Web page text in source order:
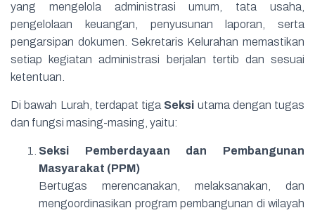
yang mengelola administrasi umum, tata usaha,
pengelolaan keuangan, penyusunan laporan, serta
pengarsipan dokumen. Sekretaris Kelurahan memastikan
setiap kegiatan administrasi berjalan tertib dan sesuai
ketentuan.
Di bawah Lurah, terdapat tiga Seksi utama dengan tugas
dan fungsi masing-masing, yaitu:
Seksi Pemberdayaan dan Pembangunan
Masyarakat (PPM)
Bertugas merencanakan, melaksanakan, dan
mengoordinasikan program pembangunan di wilayah